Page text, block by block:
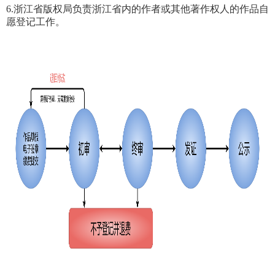
6.浙江省版权局负责浙江省内的作者或其他著作权人的作品自
愿登记工作。